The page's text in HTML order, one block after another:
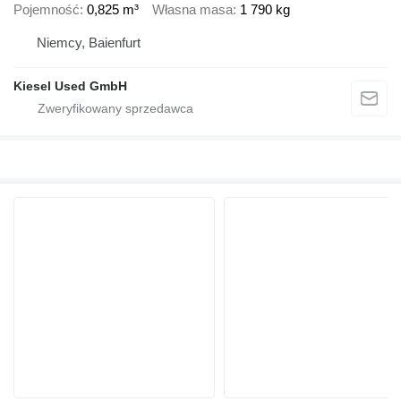
Pojemność 0,825 m³ Własna masa 1 790 kg
Niemcy, Baienfurt
Kiesel Used GmbH